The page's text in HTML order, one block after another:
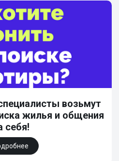
возьмут
жилья и общения
себя!